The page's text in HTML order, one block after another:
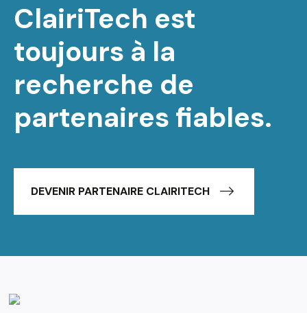
ClairiTech est
toujours à la
recherche de
partenaires fiables.
DEVENIR PARTENAIRE CLAIRITECH